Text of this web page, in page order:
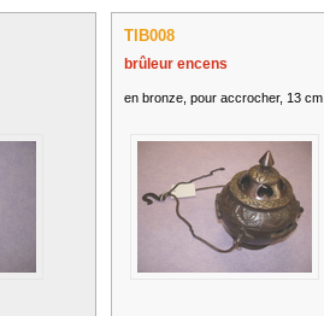
TIB008
brûleur encens
en bronze, pour accrocher, 13 cm